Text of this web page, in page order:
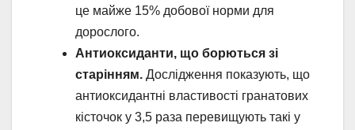
це майже 15% добової норми для
дорослого.
Антиоксиданти, що борються зі
старінням. Дослідження показують, що
антиоксидантні властивості гранатових
кісточок у 3,5 раза перевищують такі у